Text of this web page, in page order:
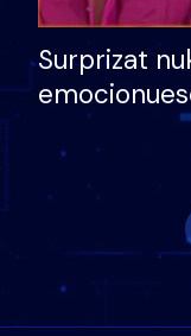
Surprizat
nëna dhe
nuk i